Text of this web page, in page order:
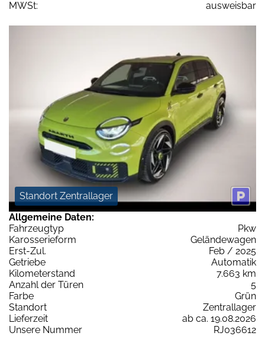
MWSt:
ausweisbar
Standort Zentrallager
Allgemeine Daten:
Fahrzeugtyp
Pkw
Karosserieform
Geländewagen
Erst-Zul.
Feb / 2025
Getriebe
Automatik
Kilometerstand
7.663 km
Anzahl der Türen
5
Farbe
Grün
Standort
Zentrallager
Lieferzeit
ab ca. 19.08.2026
Unsere Nummer
RJ036612